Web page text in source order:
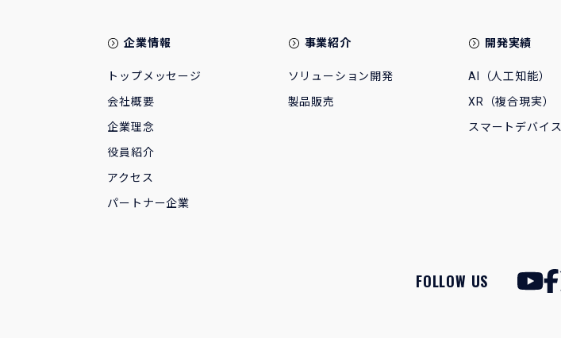
企業情報
トップメッセージ
会社概要
企業理念
役員紹介
アクセス
パートナー企業
事業紹介
ソリューション開発
製品販売
開発実績
AI（人工知能）
XR（複合現実）
スマートデバイス
FOLLOW US